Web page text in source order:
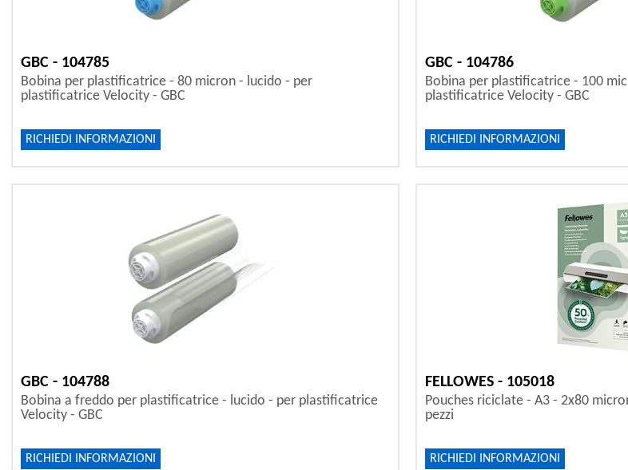
GBC - 104785
Bobina per plastificatrice - 80 micron - lucido - per
plastificatrice Velocity - GBC
RICHIEDI INFORMAZIONI
GBC - 104786
Bobina per plastificatrice - 100
plastificatrice Velocity - GBC
RICHIEDI INFORMAZIONI
GBC - 104788
Bobina a freddo per plastificatrice - lucido - per plastificatrice
Velocity - GBC
RICHIEDI INFORMAZIONI
FELLOWES - 105018
Pouches riciclate - A3 - 2x80
pezzi
RICHIEDI INFORMAZIONI